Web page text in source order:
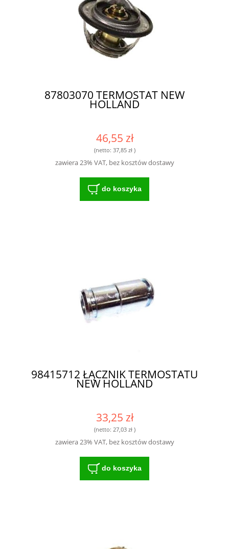
87803070 TERMOSTAT NEW
HOLLAND
46,55 zł
(netto: 37,85 zł)
zawiera 23% VAT, bez kosztów dostawy
do koszyka
98415712 ŁĄCZNIK TERMOSTATU
NEW HOLLAND
33,25 zł
(netto: 27,03 zł)
zawiera 23% VAT, bez kosztów dostawy
do koszyka